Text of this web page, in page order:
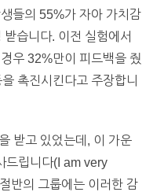
들의 55%가 자아 가치감
습니다. 이전 실험에서
우 32%만이 피드백을 줬
촉진시킨다고 주장합니
받고 있었는데, 이 가운
드립니다(I am very
반의 그룹에는 이러한 감